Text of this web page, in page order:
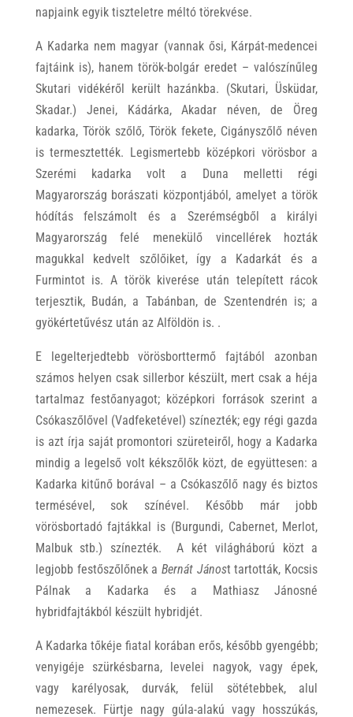
napjaink egyik tiszteletre méltó törekvése.
A Kadarka nem magyar (vannak ősi, Kárpát-medencei
fajtáink is), hanem török-bolgár eredet – valószínűleg
Skutari vidékéről került hazánkba. (Skutari, Üsküdar,
Skadar.) Jenei, Kádárka, Akadar néven, de Öreg
kadarka, Török szőlő, Török fekete, Cigányszőlő néven
is termesztették. Legismertebb középkori vörösbor a
Szerémi kadarka volt a Duna melletti régi
Magyarország borászati központjából, amelyet a török
hódítás felszámolt és a Szerémségből a királyi
Magyarország felé menekülő vincellérek hozták
magukkal kedvelt szőlőiket, így a Kadarkát és a
Furmintot is. A török kiverése után telepített rácok
terjesztik, Budán, a Tabánban, de Szentendrén is; a
gyökértetűvész után az Alföldön is. .
E legelterjedtebb vörösborttermő fajtából azonban
számos helyen csak sillerbor készült, mert csak a héja
tartalmaz festőanyagot; középkori források szerint a
Csókaszőlővel (Vadfeketével) színezték; egy régi gazda
is azt írja saját promontori szüreteiről, hogy a Kadarka
mindig a legelső volt kékszőlők közt, de együttesen: a
Kadarka kitűnő borával – a Csókaszőlő nagy és biztos
termésével, sok színével. Később már jobb
vörösbortadó fajtákkal is (Burgundi, Cabernet, Merlot,
Malbuk stb.) színezték. A két világháború közt a
legjobb festőszőlőnek a Bernát Jánost tartották, Kocsis
Pálnak a Kadarka és a Mathiasz Jánosné
hybridfajtákból készült hybridjét.
A Kadarka tőkéje fiatal korában erős, később gyengébb;
venyigéje szürkésbarna, levelei nagyok, vagy épek,
vagy karélyosak, durvák, felül sötétebbek, alul
nemezesek. Fürtje nagy gúla-alakú vagy hosszúkás,